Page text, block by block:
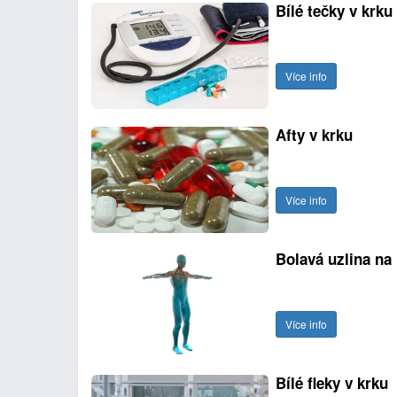
Bílé tečky v krku
Více info
Afty v krku
Více info
Bolavá uzlina
Více info
Bílé fleky v krku